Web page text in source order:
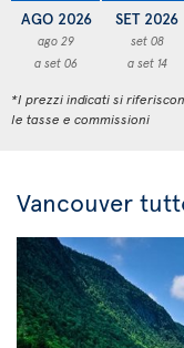
AGO 2026
ago 29
a set 06
SET 2026
set 08
a set 14
*I prezzi indicati si
le tasse e commissioni
Vancouver